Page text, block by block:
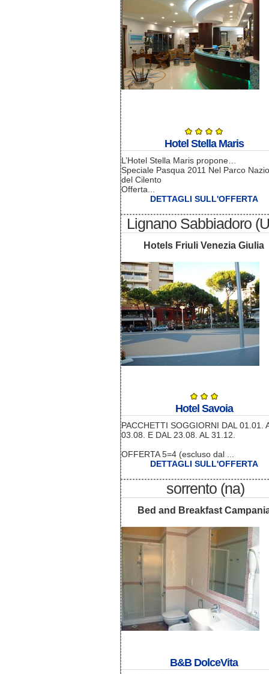
Hotel Stella Maris
L’Hotel Stella Maris propone…
Speciale Pasqua 2011 Nel Parco
del Cilento
Offerta...
DETTAGLI SULL'OFFERTA
Lignano Sabbiadoro
Hotels Friuli Venezia Giulia
Hotel Savoia
PACCHETTI SOGGIORNI DAL 01.01.
03.08. E DAL 23.08. AL 31.12.
OFFERTA 5=4 (escluso dal ...
DETTAGLI SULL'OFFERTA
sorrento (na)
Bed and Breakfast
B&B DolceVita